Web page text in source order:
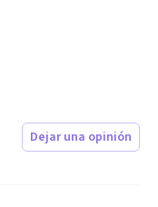
Dejar una opinión